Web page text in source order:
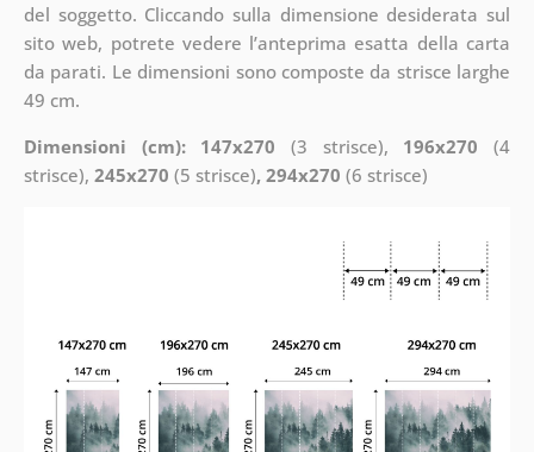
del soggetto. Cliccando sulla dimensione desiderata sul
sito web, potrete vedere l’anteprima esatta della carta
da parati. Le dimensioni sono composte da strisce larghe
49 cm.
Dimensioni (cm): 147x270 (3 strisce), 196x270 (4
strisce), 245x270 (5 strisce), 294x270 (6 strisce)